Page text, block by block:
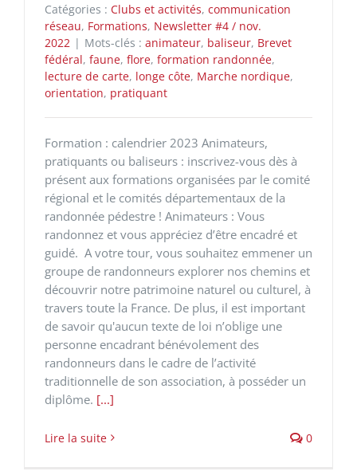
Catégories : Clubs et activités, communication
réseau, Formations, Newsletter #4 / nov.
2022 | Mots-clés : animateur, baliseur, Brevet
fédéral, faune, flore, formation randonnée,
lecture de carte, longe côte, Marche nordique,
orientation, pratiquant
Formation : calendrier 2023 Animateurs,
pratiquants ou baliseurs : inscrivez-vous dès à
présent aux formations organisées par le comité
régional et le comités départementaux de la
randonnée pédestre ! Animateurs : Vous
randonnez et vous appréciez d’être encadré et
guidé. A votre tour, vous souhaitez emmener un
groupe de randonneurs explorer nos chemins et
découvrir notre patrimoine naturel ou culturel, à
travers toute la France. De plus, il est important
de savoir qu'aucun texte de loi n’oblige une
personne encadrant bénévolement des
randonneurs dans le cadre de l’activité
traditionnelle de son association, à posséder un
diplôme. [...]
Lire la suite 0